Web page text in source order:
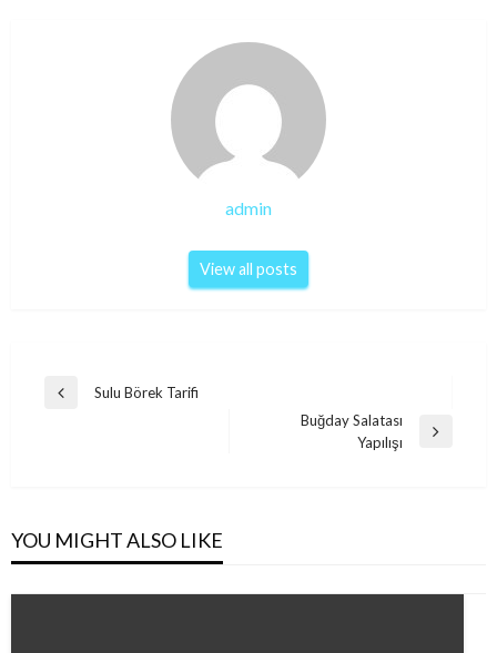
admin
View all posts
Post
Previous
Sulu Börek Tarifi
Buğday Salatası
Yapılışı
YOU MIGHT ALSO LIKE